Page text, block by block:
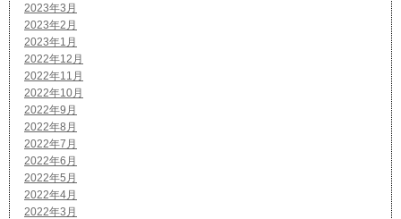
2023年3月
2023年2月
2023年1月
2022年12月
2022年11月
2022年10月
2022年9月
2022年8月
2022年7月
2022年6月
2022年5月
2022年4月
2022年3月